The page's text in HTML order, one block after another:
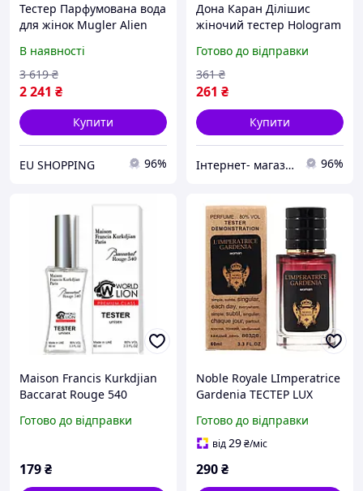
Тестер Парфумована вода
для жінок Mugler Alien
мл (3614273979481)
В наявності
2 241 ₴
3 619 ₴
Купити
EU SHOPPING 96%
Дона Каран Дiлiшиc
жіночий тестер Hologram
Готово до відправки
261 ₴
361 ₴
Купити
Iнтернет- магазин catrin.com.ua 96%
Maison Francis Kurkdjian
Baccarat Rouge 540
унісекс 60 мл
Готово до відправки
179₴
Noble Royale LImperatrice
Gardenia ТЕСТЕР LUX
Готово до відправки
від29₴/міс
290₴